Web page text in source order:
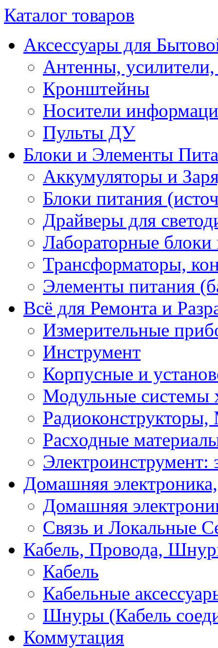
Каталог товаров
Аксессуары для
Антенны, усилители,
Кронштейны
Носители
Пульты ДУ
Блоки и Элементы
Аккумуляторы и
Блоки питания
Драйверы для
Лабораторные блоки
Трансформаторы,
Элементы питания
Всё для Ремонта и
Измерительные
Инструмент
Корпусные и
Модульные системы
Расходные
Электроинструмент:
Домашняя
Домашняя
Связь и Локальные
Кабель, Провода,
Кабель
Кабельные
Шнуры (Кабель
Коммутация